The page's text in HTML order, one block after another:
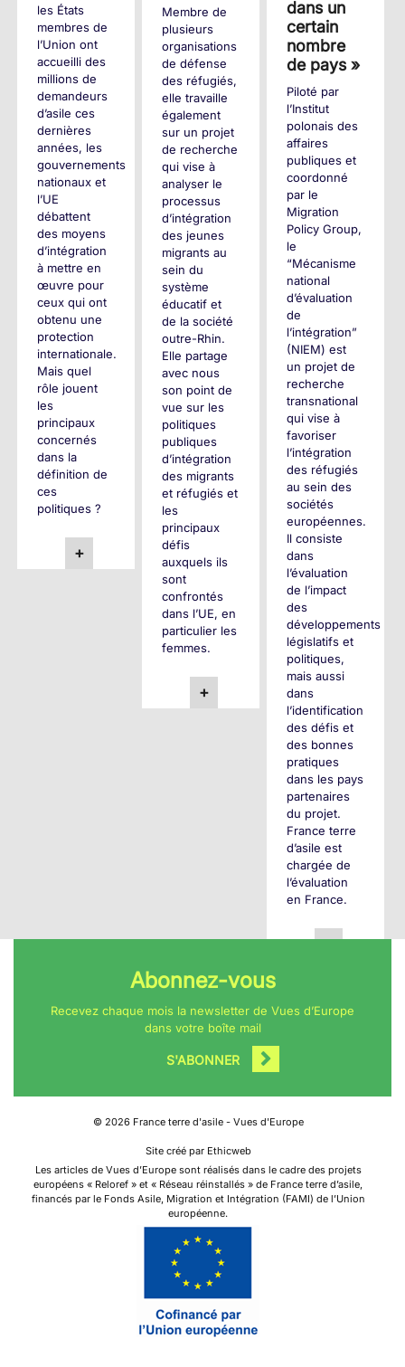
Membre de
plusieurs
organisations
de défense
des réfugiés,
elle travaille
également
sur un projet
de recherche
qui vise à
analyser le
processus
d’intégration
des jeunes
migrants au
sein du
système
éducatif et
de la société
outre-Rhin.
Elle partage
avec nous
son point de
vue sur les
politiques
publiques
d’intégration
des migrants
et réfugiés et
les
principaux
défis
auxquels ils
sont
confrontés
dans l’UE, en
particulier les
femmes.
+
les États
membres de
l’Union ont
accueilli des
millions de
demandeurs
d’asile ces
dernières
années, les
gouvernements
nationaux et
l’UE
débattent
des moyens
d’intégration
à mettre en
œuvre pour
ceux qui ont
obtenu une
protection
internationale.
Mais quel
rôle jouent
les
principaux
concernés
dans la
définition de
ces
politiques ?
+
dans un
certain
nombre
de pays »
Piloté par
l’Institut
polonais des
affaires
publiques et
coordonné
par le
Migration
Policy Group,
le
“Mécanisme
national
d’évaluation
de
l’intégration”
(NIEM) est
un projet de
recherche
transnational
qui vise à
favoriser
l’intégration
des réfugiés
au sein des
sociétés
européennes.
Il consiste
dans
l’évaluation
de l’impact
des
développements
législatifs et
politiques,
mais aussi
dans
l’identification
des défis et
des bonnes
pratiques
dans les pays
partenaires
du projet.
France terre
d’asile est
chargée de
l’évaluation
en France.
+
Abonnez-vous
Recevez chaque mois la newsletter de Vues d’Europe
dans votre boîte mail
S'ABONNER
© 2026France terre d'asile - Vues d'Europe
Site créé par Ethicweb
Les articles de Vues d’Europe sont réalisés dans le cadre des projets
européens « Reloref » et « Réseau réinstallés » de France terre d’asile,
financés par le Fonds Asile, Migration et Intégration (FAMI) de l’Union
européenne.